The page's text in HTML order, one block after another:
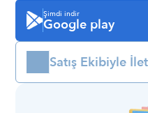
Şimdi indir
Google play
Satış Ekibiyle